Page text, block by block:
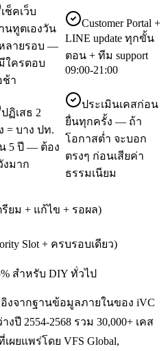
เช็คเว็บ
นทูตเองวัน
ลายรอบ —
ใครตอบ
ช้า
Customer Portal +
LINE update ทุกขั้น
ตอน + ทีม support
09:00-21:00
ปฏิเสธ 2
= บาง ปท.
5 ปี — ต้อง
งมาก
ประเมินเคสก่อน
ยื่นทุกครั้ง — ถ้า
โอกาสต่ำ จะบอก
ตรงๆ ก่อนเสียค่า
ธรรมเนียม
ยม + แก้ไข + รอผล)
Slot + ครบรอบเดียว)
สำหรับ DIY ทั่วไป
งจากฐานข้อมูลภายในของ iVC
งปี 2554-2568 รวม 30,000+ เคส
ผยแพร่โดย VFS Global,